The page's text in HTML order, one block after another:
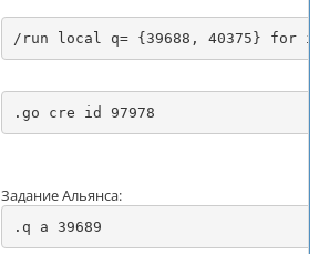
/run local q= {39688, 40375} for
.go cre id 97978
Задание Альянса:
.q a 39689